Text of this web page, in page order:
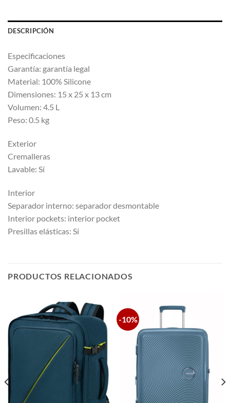
DESCRIPCIÓN
Especificaciones
Garantía: garantía legal
Material: 100% Silicone
Dimensiones: 15 x 25 x 13 cm
Volumen: 4.5 L
Peso: 0.5 kg
Exterior
Cremalleras
Lavable: Sí
Interior
Separador interno: separador desmontable
Interior pockets: interior pocket
Presillas elásticas: Sí
PRODUCTOS RELACIONADOS
-10%